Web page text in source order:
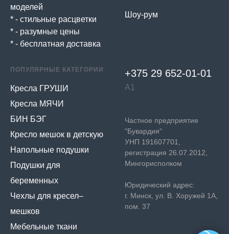
моделей
* - стильные расцветки
* - разумные цены
* - бесплатная доставка
Шоу-рум
ПОПУЛЯРНЫЕ КАТЕГОРИИ
Кресла ГРУШИ
Кресла МЯЧИ
БИН БЭГ
Кресло мешок в детскую
Напольные подушки
Подушки для
беременных
Чехлы для кресел–
мешков
Мебельные ткани
+375 29 652-01-01
А1
Частное предприятие
"Бувардия"
УНП 191607701,
регистрация 26.07.2012,
Мингорисполком
Юридический адрес:
г. Минск, ул. В. Хоружей 1А,
пом. 37